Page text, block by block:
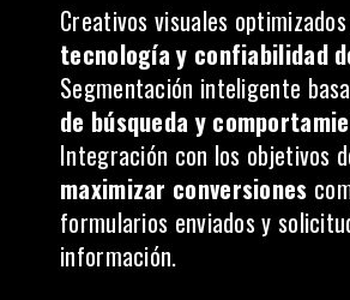
Creativos visuales
tecnología y confiabilidad
Segmentación inteligente
de búsqueda y
Integración con los objetivos
maximizar conversiones
formularios enviados y
información.